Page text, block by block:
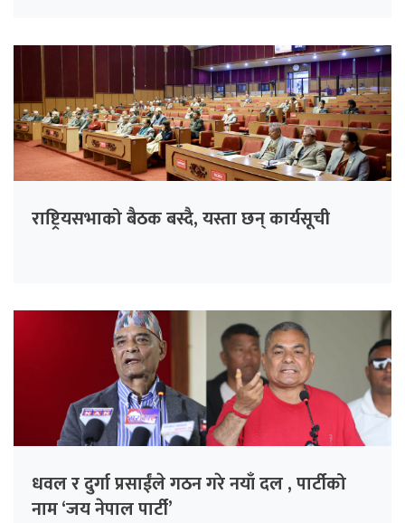
राष्ट्रियसभाको बैठक बस्दै, यस्ता छन् कार्यसूची
धवल र दुर्गा प्रसाईंले गठन गरे नयाँ दल , पार्टीको
नाम ‘जय नेपाल पार्टी’